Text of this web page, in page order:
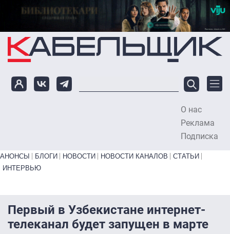
Перейти к основному содержанию
О нас
Реклама
Подписка
Primary links bottom
АНОНСЫ БЛОГИ НОВОСТИ НОВОСТИ КАНАЛОВ
СТАТЬИ
ИНТЕРВЬЮ
Первый в Узбекистане интернет-
телеканал будет запущен в марте